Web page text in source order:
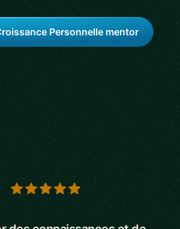
Personnelle mentor